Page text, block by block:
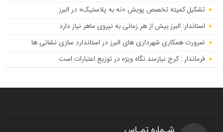
تشکیل کمیته تخصص پویش «نه به پلاستیک» در البرز
استاندار: البرز بیش از هر زمانی به نیروی ماهر نیاز دارد
ضرورت همکاری شهرداری های البرز در استاندارد سازی نشانی ها
فرماندار : کرج نیازمند نگاه ویژه در توزیع اعتبارات است